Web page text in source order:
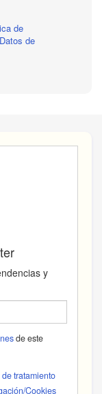
de
de
y
de este
tratamiento
Cookies